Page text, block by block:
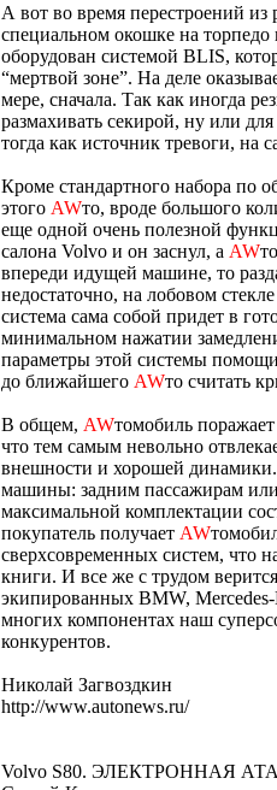
А вот во время перестроений из
специальном окошке на
оборудован системой BLIS,
“мертвой зоне”. На деле
мере, сначала. Так как иногда
размахивать секирой, ну или
тогда как источник тревоги, на
Кроме стандартного набора по
этого AWто, вроде большого
еще одной очень полезной
салона Volvo и он заснул, а AW
впереди идущей машине, то
недостаточно, на лобовом
система сама собой придет в
минимальном нажатии
параметры этой системы
до ближайшего AWто считать
В общем, AWтомобиль
что тем самым невольно
внешности и хорошей
машины: задним пассажирам
максимальной комплектации
покупатель получает AW
сверхсовременных систем, что
книги. И все же с трудом
экипированных BMW,
многих компонентах наш
конкурентов.
Николай Загвоздкин
http://www.autonews.ru/
Volvo S80. ЭЛЕКТРОННАЯ